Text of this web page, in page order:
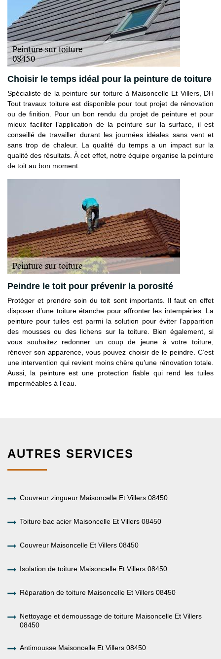
Choisir le temps idéal pour la peinture de toiture
Spécialiste de la peinture sur toiture à Maisoncelle Et Villers, DH
Tout travaux toiture est disponible pour tout projet de rénovation
ou de finition. Pour un bon rendu du projet de peinture et pour
mieux faciliter l’application de la peinture sur la surface, il est
conseillé de travailler durant les journées idéales sans vent et
sans trop de chaleur. La qualité du temps a un impact sur la
qualité des résultats. À cet effet, notre équipe organise la peinture
de toit au bon moment.
Peindre le toit pour prévenir la porosité
Protéger et prendre soin du toit sont importants. Il faut en effet
disposer d’une toiture étanche pour affronter les intempéries. La
peinture pour tuiles est parmi la solution pour éviter l’apparition
des mousses ou des lichens sur la toiture. Bien également, si
vous souhaitez redonner un coup de jeune à votre toiture,
rénover son apparence, vous pouvez choisir de le peindre. C’est
une intervention qui revient moins chère qu’une rénovation totale.
Aussi, la peinture est une protection fiable qui rend les tuiles
imperméables à l’eau.
AUTRES SERVICES
Couvreur zingueur Maisoncelle Et Villers 08450
Toiture bac acier Maisoncelle Et Villers 08450
Couvreur Maisoncelle Et Villers 08450
Isolation de toiture Maisoncelle Et Villers 08450
Réparation de toiture Maisoncelle Et Villers 08450
Nettoyage et demoussage de toiture Maisoncelle Et Villers
08450
Antimousse Maisoncelle Et Villers 08450